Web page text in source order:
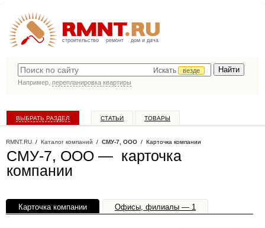
строительство ремонт дом и дача
Искать
везде
Например, перепланировка квартиры
ВЫБРАТЬ РАЗДЕЛ СТАТЬИ ТОВАРЫ
RMNT.RU / Каталог компаний / СМУ-7, ООО / Карточка компании
СМУ-7, ООО — карточка
компании
Карточка компании Офисы, филиалы — 1